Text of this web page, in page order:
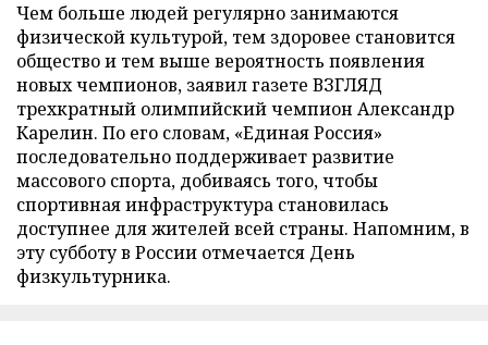
Чем больше людей регулярно занимаются
физической культурой, тем здоровее становится
общество и тем выше вероятность появления
новых чемпионов, заявил газете ВЗГЛЯД
трехкратный олимпийский чемпион Александр
Карелин. По его словам, «Единая Россия»
последовательно поддерживает развитие
массового спорта, добиваясь того, чтобы
спортивная инфраструктура становилась
доступнее для жителей всей страны. Напомним, в
эту субботу в России отмечается День
физкультурника.